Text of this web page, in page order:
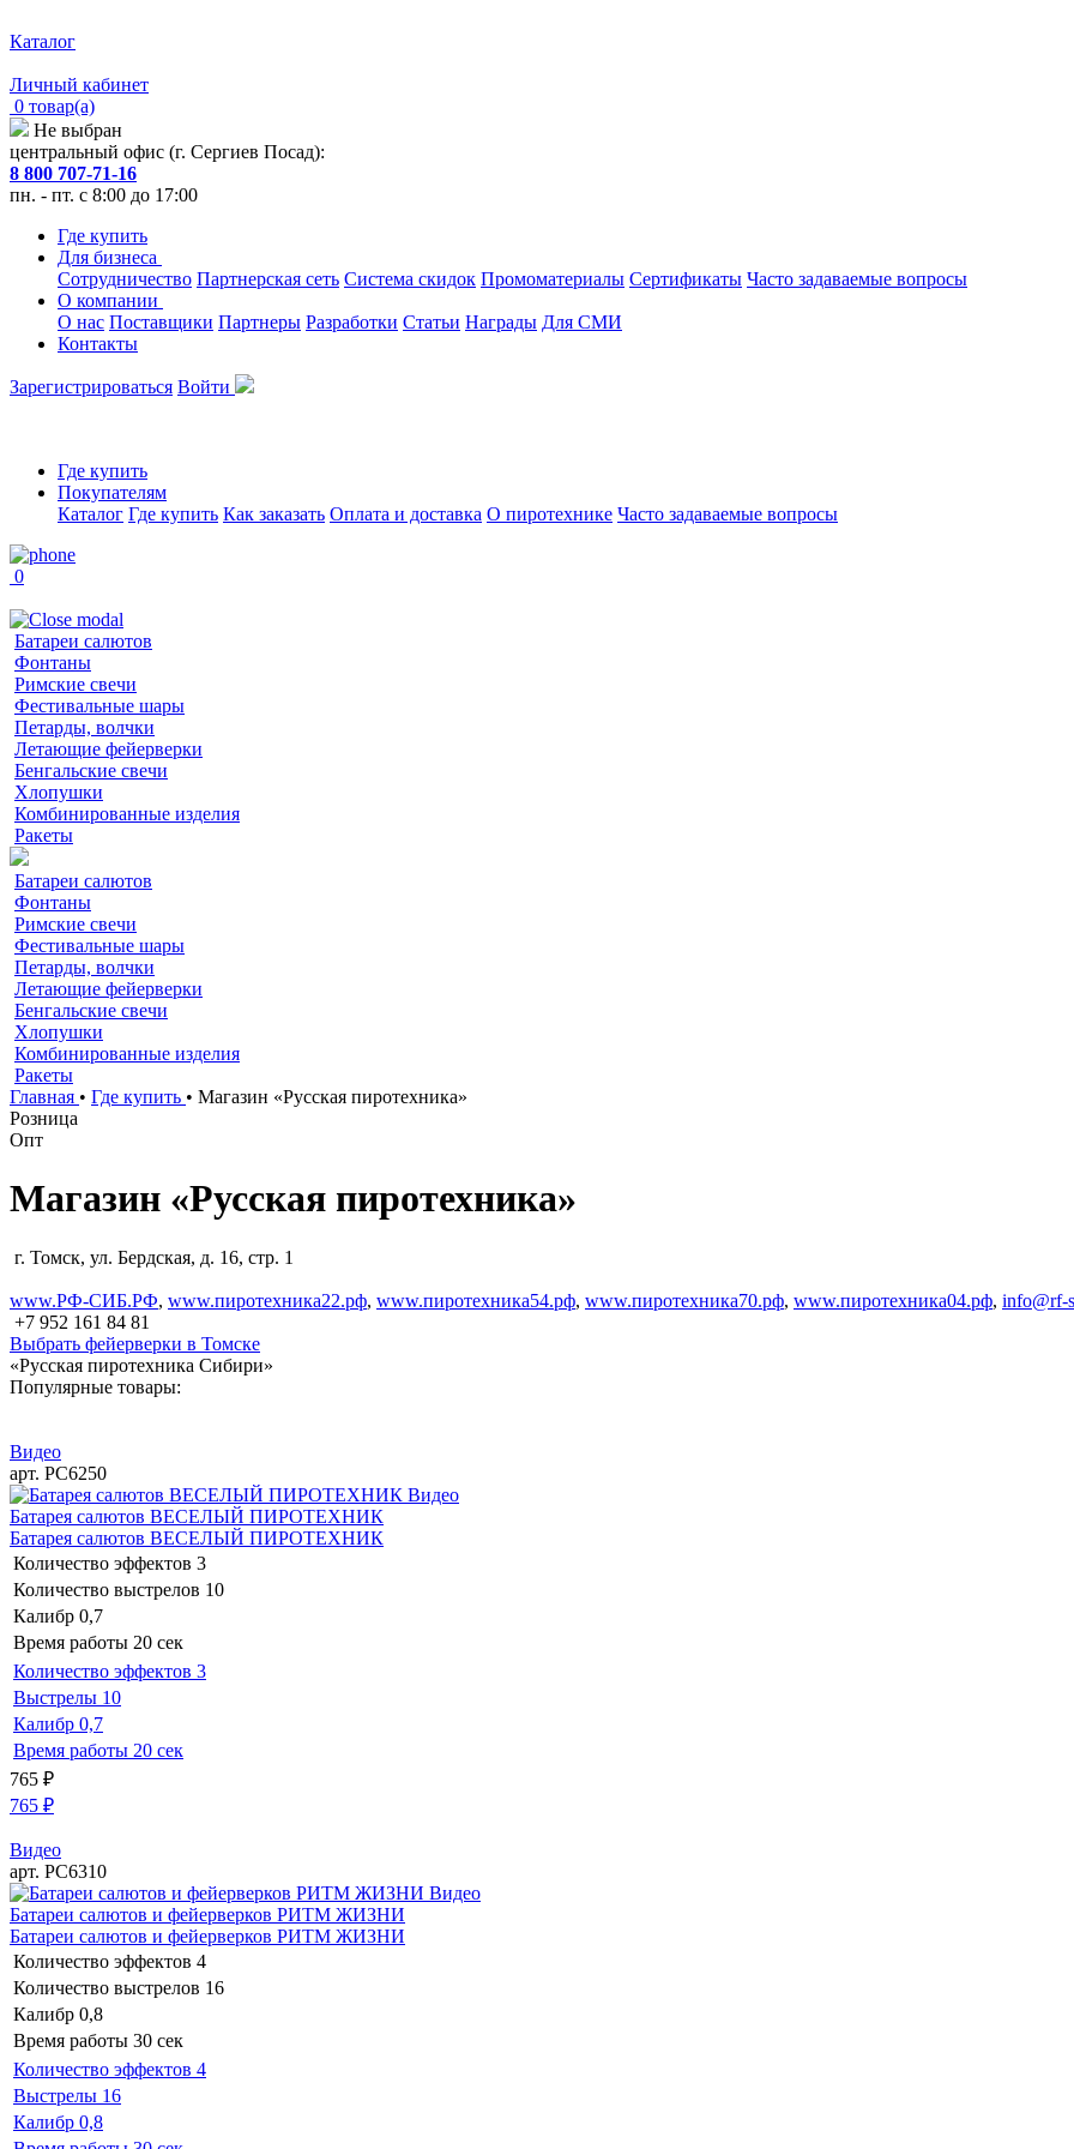
Каталог
Личный кабинет
0 товар(а)
Не выбран
центральный офис (г. Сергиев Посад):
8 800 707-71-16
пн. - пт. с 8:00 до 17:00
Где купить
Для бизнеса
Сотрудничество Партнерская сеть Система скидок Промоматериалы Сертификаты Часто задаваемые вопросы
О компании
О нас Поставщики Партнеры Разработки Статьи Награды Для СМИ
Контакты
Зарегистрироваться Войти
Где купить
Покупателям
Каталог Где купить Как заказать Оплата и доставка О пиротехнике Часто задаваемые вопросы
0
Батареи салютов
Фонтаны
Римские свечи
Фестивальные шары
Петарды, волчки
Летающие фейерверки
Бенгальские свечи
Хлопушки
Комбинированные изделия
Ракеты
Батареи салютов
Фонтаны
Римские свечи
Фестивальные шары
Петарды, волчки
Летающие фейерверки
Бенгальские свечи
Хлопушки
Комбинированные изделия
Ракеты
Главная • Где купить • Магазин «Русская пиротехника»
Розница
Опт
Магазин «Русская пиротехника»
г. Томск, ул. Бердская, д. 16, стр. 1
www.РФ-СИБ.РФ, www.пиротехника22.рф, www.пиротехника54.рф, www.пиротехника70.рф, www.пиротехника04.рф, info@rf-
+7 952 161 84 81
Выбрать фейерверки в Томске
«Русская пиротехника Сибири»
Популярные товары:
Видео
арт. РС6250
Видео
Батарея салютов ВЕСЕЛЫЙ ПИРОТЕХНИК
Батарея салютов ВЕСЕЛЫЙ ПИРОТЕХНИК
Количество эффектов 3
Количество выстрелов 10
Калибр 0,7
Время работы 20 сек
Количество эффектов 3
Выстрелы 10
Калибр 0,7
Время работы 20 сек
765 ₽
765 ₽
Видео
арт. РС6310
Видео
Батареи салютов и фейерверков РИТМ ЖИЗНИ
Батареи салютов и фейерверков РИТМ ЖИЗНИ
Количество эффектов 4
Количество выстрелов 16
Калибр 0,8
Время работы 30 сек
Количество эффектов 4
Выстрелы 16
Калибр 0,8